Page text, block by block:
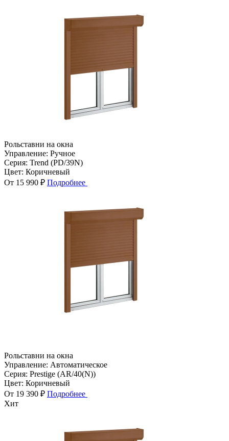
Рольставни на окна
Управление: Ручное
Серия: Trend (PD/39N)
Цвет: Коричневый
От 15 990 ₽ Подробнее
Рольставни на окна
Управление: Автоматическое
Серия: Prestige (AR/40(N))
Цвет: Коричневый
От 19 390 ₽ Подробнее
Хит